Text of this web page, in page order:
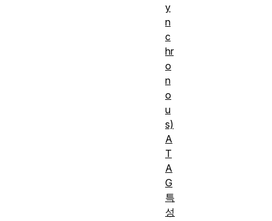
y
n
c
hr
o
n
o
u
s)
A
T
A
G
특
성